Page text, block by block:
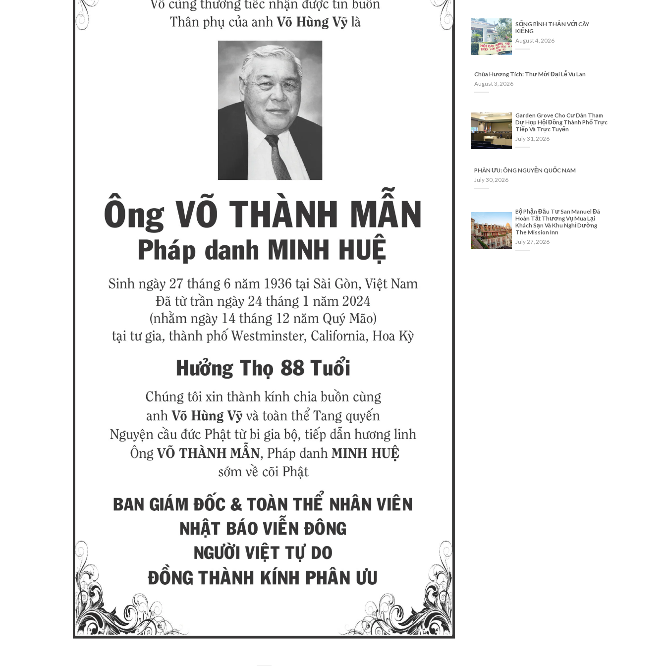
SỐNG BÌNH THẢN VỚI CÂY
KIỂNG
August 4, 2026
Chùa Hương Tích: Thư Mời Đại Lễ Vu Lan
August 3, 2026
Garden Grove Cho Cư Dân Tham
Dự Họp Hội Đồng Thành Phố Trực
Tiếp Và Trực Tuyến
July 31, 2026
PHÂN ƯU: ÔNG NGUYỄN QUỐC NAM
July 30, 2026
Bộ Phận Đầu Tư San Manuel Đã
Hoàn Tất Thương Vụ Mua Lại
Khách Sạn Và Khu Nghỉ Dưỡng
The Mission Inn
July 27, 2026